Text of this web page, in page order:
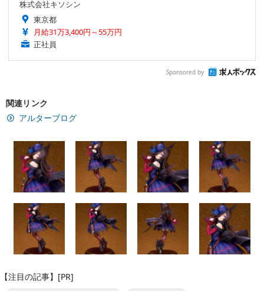
株式会社キソシン
東京都
月給31万3,400円～55万円
正社員
Sponsored by
関連リンク
アルターブログ
【注目の記事】[PR]